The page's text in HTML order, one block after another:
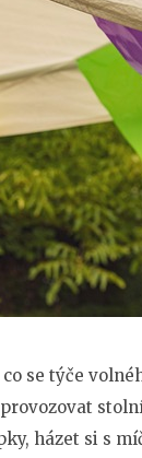
se týče
házet si s